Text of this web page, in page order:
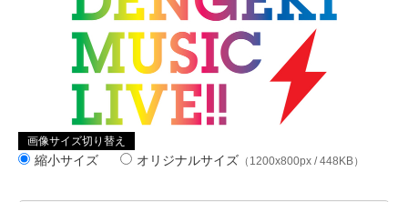
画像サイズ切り替え
縮小サイズ オリジナルサイズ （1200x800px / 448KB）